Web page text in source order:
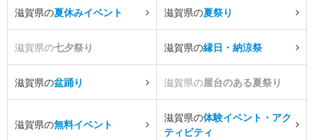
滋賀県の夏休みイベント 滋賀県の夏祭り
滋賀県の七夕祭り 滋賀県の縁日・納涼祭
滋賀県の盆踊り 滋賀県の屋台のある夏祭り
滋賀県の無料イベント
滋賀県の体験イベント・アク
ティビティ